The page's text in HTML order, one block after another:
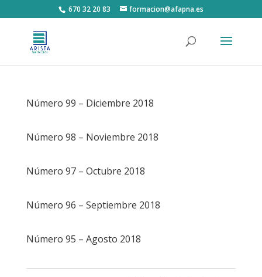
670 32 20 83 formacion@afapna.es
Número 99 – Diciembre 2018
Número 98 – Noviembre 2018
Número 97 – Octubre 2018
Número 96 – Septiembre 2018
Número 95 – Agosto 2018